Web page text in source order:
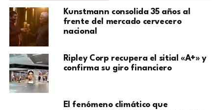
Kunstmann consolida 35 años al
frente del mercado cervecero
nacional
Ripley Corp recupera el sitial «A+» y
confirma su giro financiero
El fenómeno climático que